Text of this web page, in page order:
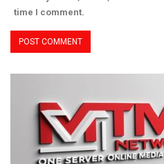
time I comment.